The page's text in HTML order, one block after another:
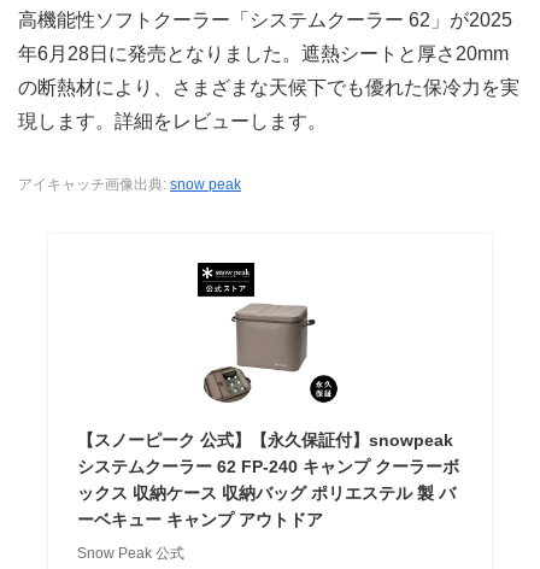
高機能性ソフトクーラー「システムクーラー 62」が2025
年6月28日に発売となりました。遮熱シートと厚さ20mm
の断熱材により、さまざまな天候下でも優れた保冷力を実
現します。詳細をレビューします。
アイキャッチ画像出典: snow peak
【スノーピーク 公式】【永久保証付】snowpeak
システムクーラー 62 FP-240 キャンプ クーラーボ
ックス 収納ケース 収納バッグ ポリエステル 製 バ
ーベキュー キャンプ アウトドア
Snow Peak 公式